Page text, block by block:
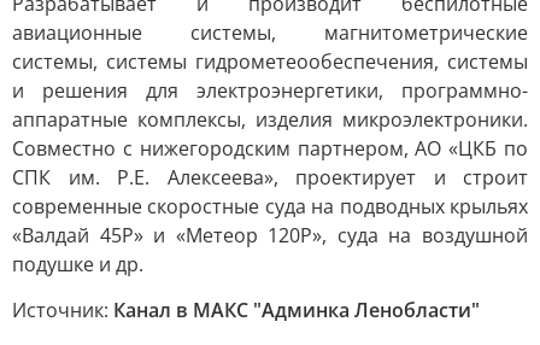
авиационные системы, магнитометрические
системы, системы гидрометеообеспечения, системы
и решения для электроэнергетики, программно-
аппаратные комплексы, изделия микроэлектроники.
Совместно с нижегородским партнером, АО «ЦКБ по
СПК им. Р.Е. Алексеева», проектирует и строит
современные скоростные суда на подводных крыльях
«Валдай 45Р» и «Метеор 120Р», суда на воздушной
подушке и др.
Источник: Канал в МАКС "Админка Ленобласти"